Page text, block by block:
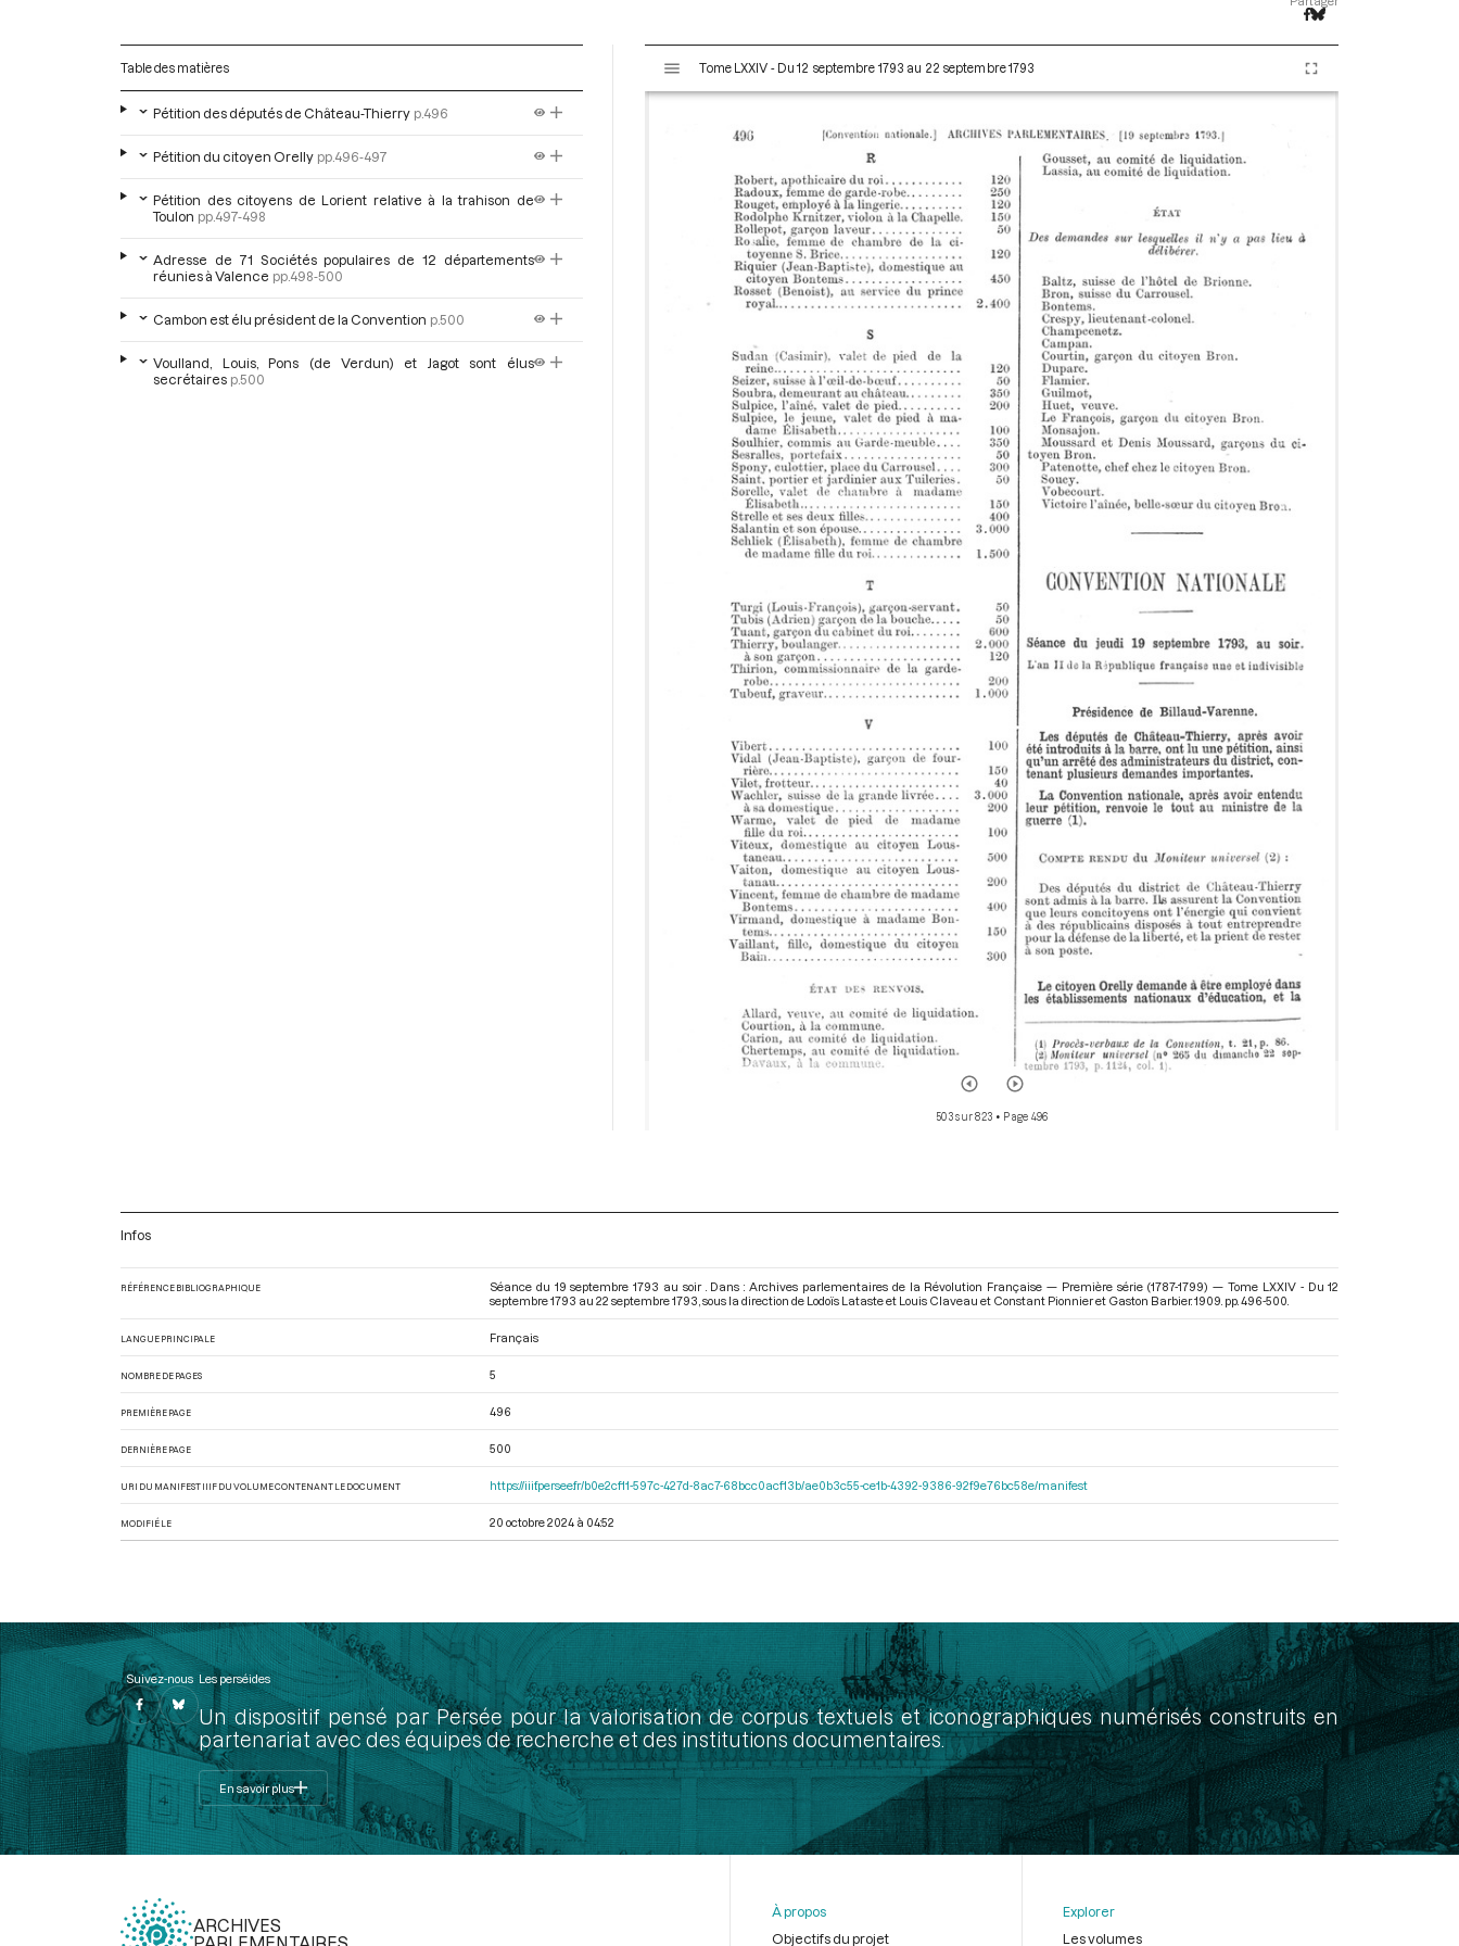
Table des matières
Pétition des députés de Château-Thierry p.496
Pétition du citoyen Orelly pp.496-497
Pétition des citoyens de Lorient relative à la trahison de
Toulon pp.497-498
Adresse de 71 Sociétés populaires de 12 départements
réunies à Valence pp.498-500
Cambon est élu président de la Convention p.500
Voulland, Louis, Pons (de Verdun) et Jagot sont élus
secrétaires p.500
s
Tome LXXIV - Du 12 septembre 1793 au 22 septembre 1793
503 sur 823 • Page 496
Infos
RÉFÉRENCE BIBLIOGRAPHIQUE
Séance du 19 septembre 1793 au soir . Dans : Archives parlementaires de la Révolution Française — Première série (1787-1799) — Tome LXXIV - Du 12
septembre 1793 au 22 septembre 1793 , sous la direction de Lodoïs Lataste et Louis Claveau et Constant Pionnier et Gaston Barbier. 1909. pp. 496-500.
LANGUE PRINCIPALE Français
NOMBRE DE PAGES 5
PREMIÈRE PAGE 496
DERNIÈRE PAGE 500
URI DU MANIFEST IIIF DU VOLUME CONTENANT LE DOCUMENT https://iiif.persee.fr/b0e2cf11-597c-427d-8ac7-68bcc0acf13b/ae0b3c55-ce1b-4392-9386-92f9e76bc58e/manifest
MODIFIÉ LE 20 octobre 2024 à 04:52
Suivez-nous Les perséides
Un dispositif pensé par Persée pour la valorisation de corpus textuels et iconographiques numérisés construits en
partenariat avec des équipes de recherche et des institutions documentaires.
En savoir plus
ARCHIVES
À propos
Objectifs du projet
Explorer
Les volumes